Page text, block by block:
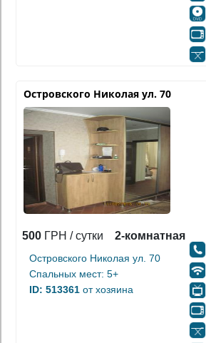
Островского Николая ул. 70
500 ГРН / сутки 2-комнатная
Островского Николая ул. 70
Спальных мест: 5+
ID: 513361 от хозяина